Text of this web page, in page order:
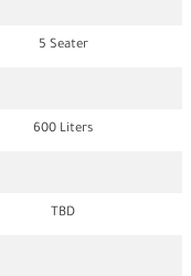
5 Seater
600 Liters
TBD